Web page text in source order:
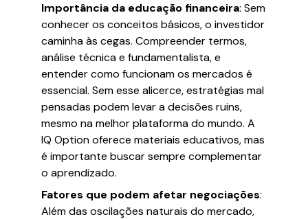
Importância da educação financeira: Sem
conhecer os conceitos básicos, o investidor
caminha às cegas. Compreender termos,
análise técnica e fundamentalista, e
entender como funcionam os mercados é
essencial. Sem esse alicerce, estratégias mal
pensadas podem levar a decisões ruins,
mesmo na melhor plataforma do mundo. A
IQ Option oferece materiais educativos, mas
é importante buscar sempre complementar
o aprendizado.
Fatores que podem afetar negociações:
Além das oscilações naturais do mercado,